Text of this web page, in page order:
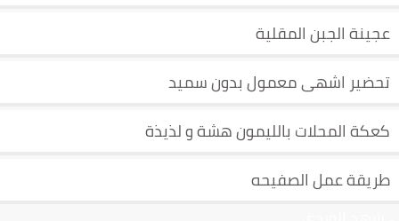
عجينة الجبن المقلية
تحضير اشهى معمول بدون سميد
كعكة المحلات بالليمون هشة و لذيذة
طريقة عمل الصفيحه